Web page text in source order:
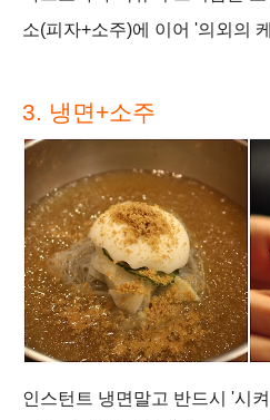
소(피자+소주)에 이어 '의외의
3. 냉면+소주
인스턴트 냉면말고 반드시 '시